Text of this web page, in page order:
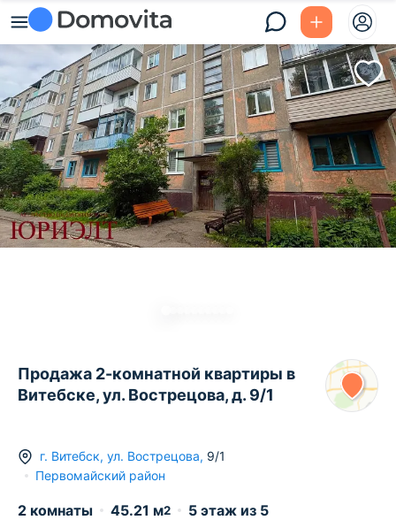
Продажа 2-комнатной квартиры в
Витебске, ул. Вострецова, д. 9/1
г. Витебск, ул. Вострецова, 9/1
Первомайский район
2 комнаты 45.21 м2 5 этаж из 5